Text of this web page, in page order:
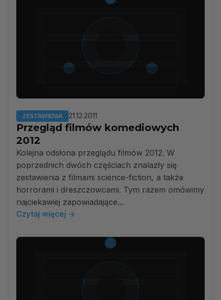
ZESTAWIENIA 21.12.2011
Przegląd filmów komediowych
2012
Kolejna odsłona przeglądu filmów 2012. W
poprzednich dwóch częściach znalazły się
zestawienia z filmami science-fiction, a także
horrorami i dreszczowcami. Tym razem omówimy
najciekawiej zapowiadające...
Czytaj więcej →